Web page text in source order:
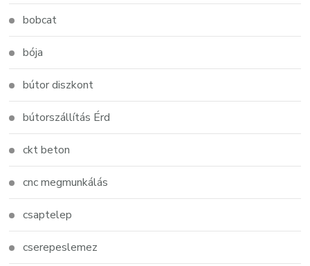
bobcat
bója
bútor diszkont
bútorszállítás Érd
ckt beton
cnc megmunkálás
csaptelep
cserepeslemez